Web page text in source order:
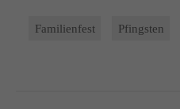
Familienfest Pfingsten